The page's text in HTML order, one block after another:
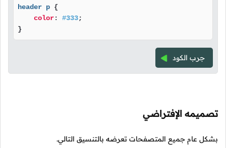
header p {
color: #333;
}
جرب الكود
تصميمه الإفتراضي
بشكل عام جميع المتصفحات تعرضه بالتنسيق التالي.